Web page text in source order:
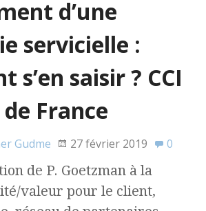
d’une
servicielle :
s’en saisir ? CCI
France
Gudme 27 février 2019 0
de P. Goetzman à la
valeur pour le client,